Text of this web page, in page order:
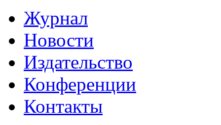
Журнал
Новости
Издательство
Конференции
Контакты